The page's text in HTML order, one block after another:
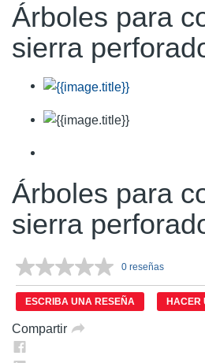
Árboles para
sierra
Árboles para
sierra
Sin
puntuación.
Enlace
en
0 reseñas
ESCRIBA UNA RESEÑA HACER
Compartir